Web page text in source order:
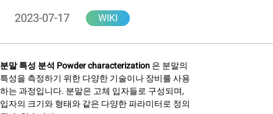
2023-07-17 WIKI
분말 특성 분석 Powder characterization은 분말의
특성을 측정하기 위한 다양한 기술이나 장비를 사용
하는 과정입니다. 분말은 고체 입자들로 구성되며,
입자의 크기와 형태와 같은 다양한 파라미터로 정의